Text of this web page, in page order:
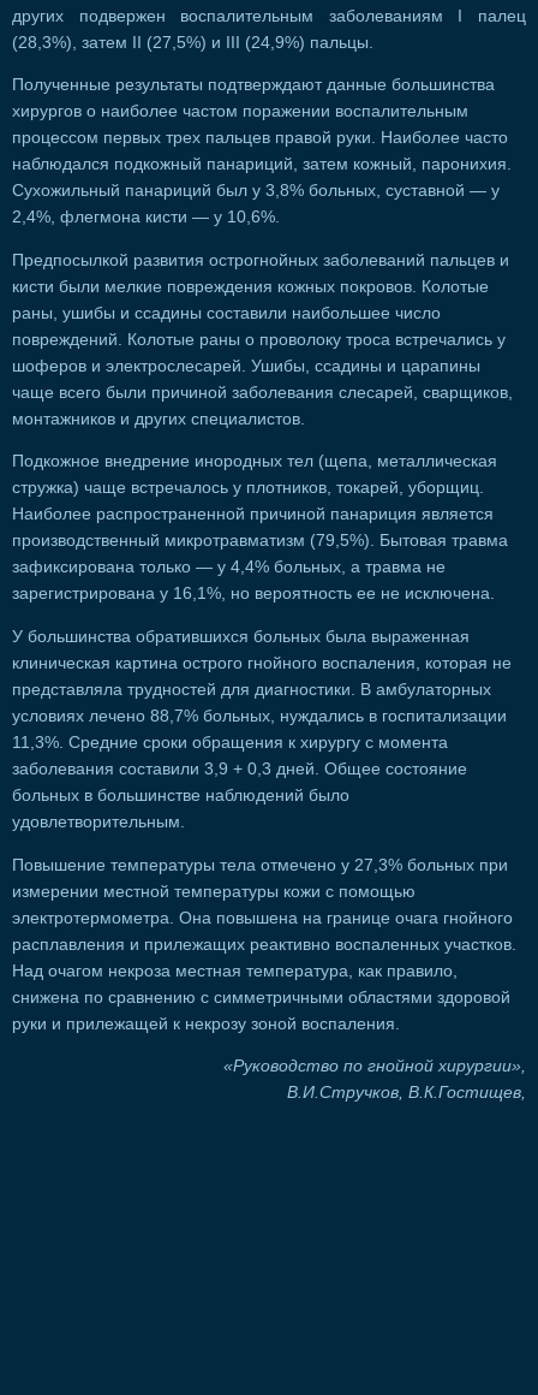
других подвержен воспалительным заболеваниям I палец
(28,3%), затем II (27,5%) и III (24,9%) пальцы.
Полученные результаты подтверждают данные большинства
хирургов о наиболее частом поражении воспалительным
процессом первых трех пальцев правой руки. Наиболее часто
наблюдался подкожный панариций, затем кожный, паронихия.
Сухожильный панариций был у 3,8% больных, суставной — у
2,4%, флегмона кисти — у 10,6%.
Предпосылкой развития острогнойных заболеваний пальцев и
кисти были мелкие повреждения кожных покровов. Колотые
раны, ушибы и ссадины составили наибольшее число
повреждений. Колотые раны о проволоку троса встречались у
шоферов и электрослесарей. Ушибы, ссадины и царапины
чаще всего были причиной заболевания слесарей, сварщиков,
монтажников и других специалистов.
Подкожное внедрение инородных тел (щепа, металлическая
стружка) чаще встречалось у плотников, токарей, уборщиц.
Наиболее распространенной причиной панариция является
производственный микротравматизм (79,5%). Бытовая травма
зафиксирована только — у 4,4% больных, а травма не
зарегистрирована у 16,1%, но вероятность ее не исключена.
У большинства обратившихся больных была выраженная
клиническая картина острого гнойного воспаления, которая не
представляла трудностей для диагностики. В амбулаторных
условиях лечено 88,7% больных, нуждались в госпитализации
11,3%. Средние сроки обращения к хирургу с момента
заболевания составили 3,9 + 0,3 дней. Общее состояние
больных в большинстве наблюдений было
удовлетворительным.
Повышение температуры тела отмечено у 27,3% больных при
измерении местной температуры кожи с помощью
электротермометра. Она повышена на границе очага гнойного
расплавления и прилежащих реактивно воспаленных участков.
Над очагом некроза местная температура, как правило,
снижена по сравнению с симметричными областями здоровой
руки и прилежащей к некрозу зоной воспаления.
«Руководство по гнойной хирургии»,
В.И.Стручков, В.К.Гостищев,